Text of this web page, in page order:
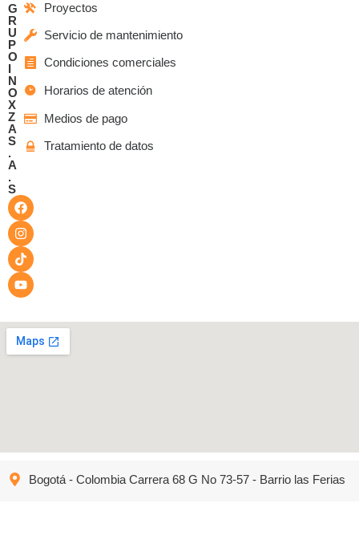
G
R
U
P
O
I
N
O
X
Z
A
S
.
A
.
S
Proyectos
Servicio de mantenimiento
Condiciones comerciales
Horarios de atención
Medios de pago
Tratamiento de datos
Bogotá - Colombia Carrera 68 G No 73-57 - Barrio las Ferias